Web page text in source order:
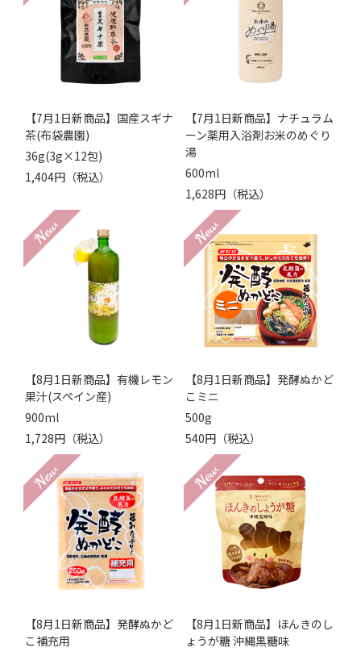
【7月1日新商品】国産スギナ
茶(布袋農園)
36g(3g×12包)
1,404円（税込）
【7月1日新商品】ナチュラム
ーン薬用入浴剤お米のめぐり
湯
600ml
1,628円（税込）
【8月1日新商品】有機レモン
果汁(スペイン産)
900ml
1,728円（税込）
【8月1日新商品】発酵ぬかど
こミニ
500g
540円（税込）
【8月1日新商品】発酵ぬかど
こ補充用
【8月1日新商品】ほんきのし
ょうが糖 沖縄黒糖味